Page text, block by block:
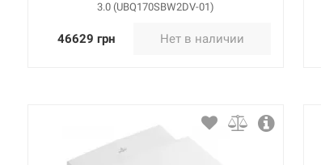
3.0 (UBQ170SBW2DV-01)
46629 грн Нет в наличии